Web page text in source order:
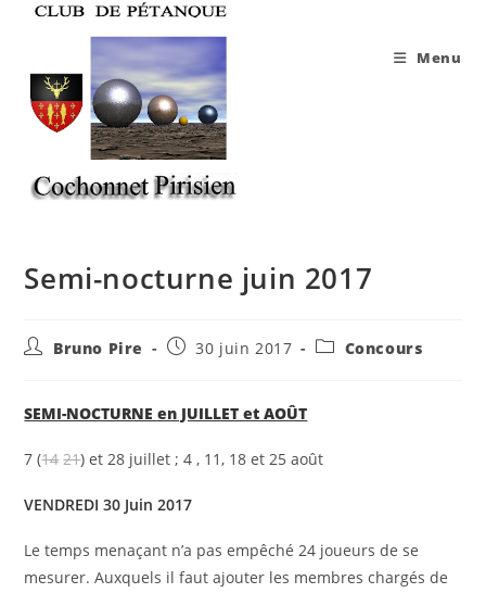
Menu
Semi-nocturne juin 2017
Auteur/autrice
publication :
Bruno Pire
Publication
30 juin 2017
PostConcours
SEMI-NOCTURNE en JUILLET et AOÛT
7 (14 21) et 28 juillet ; 4 , 11, 18 et 25 août
VENDREDI 30 Juin 2017
Le temps menaçant n’a pas empêché 24 joueurs de se
mesurer. Auxquels il faut ajouter les membres chargés de